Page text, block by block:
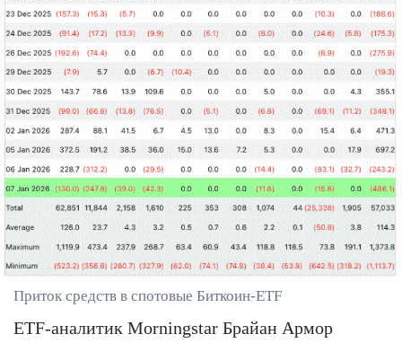
Приток средств в спотовые Биткоин-ETF
ETF-аналитик Morningstar Брайан Армор